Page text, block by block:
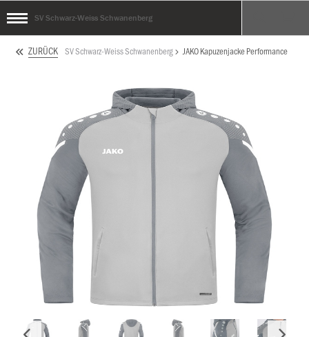
SV Schwarz-Weiss Schwanenberg
ZURÜCK SV Schwarz-Weiss Schwanenberg JAKO Kapuzenjacke Performance